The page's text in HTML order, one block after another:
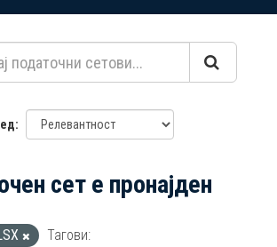
сет е пронајден
Тагови: